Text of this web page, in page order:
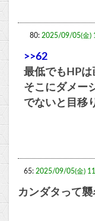
80: 2025/09/05(金)
>>62
最低でもHP
そこにダメー
でないと目移
65: 2025/09/05(金)
カンダタって